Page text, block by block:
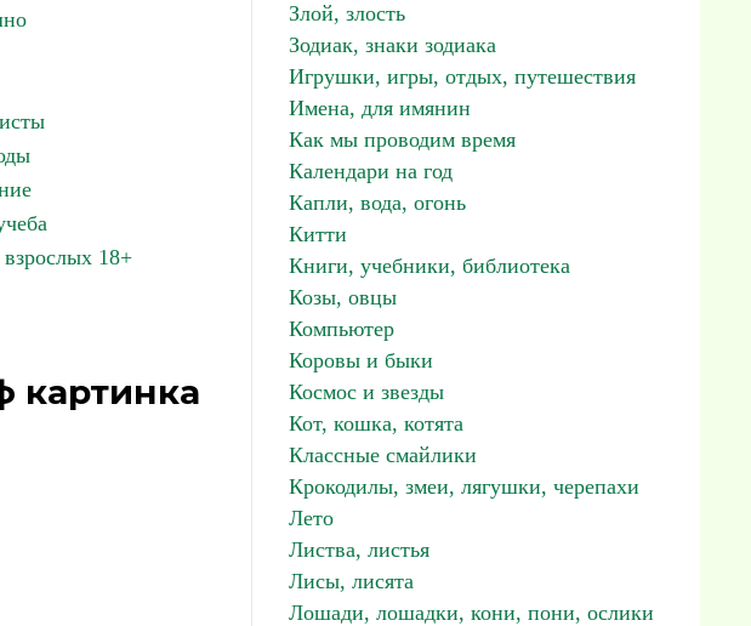
18+
картинка
Злой, злость
Зодиак, знаки зодиака
Игрушки, игры, отдых, путешествия
Имена, для имянин
Как мы проводим время
Календари на год
Капли, вода, огонь
Китти
Книги, учебники, библиотека
Козы, овцы
Компьютер
Коровы и быки
Космос и звезды
Кот, кошка, котята
Классные смайлики
Крокодилы, змеи, лягушки, черепахи
Лето
Листва, листья
Лисы, лисята
Лошади, лошадки, кони, пони, ослики